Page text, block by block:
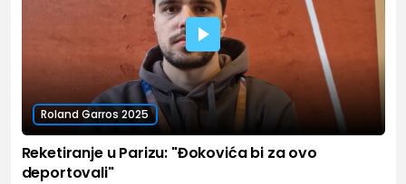
Roland Garros 2025
Reketiranje u Parizu: "Đokovića bi za ovo
deportovali"